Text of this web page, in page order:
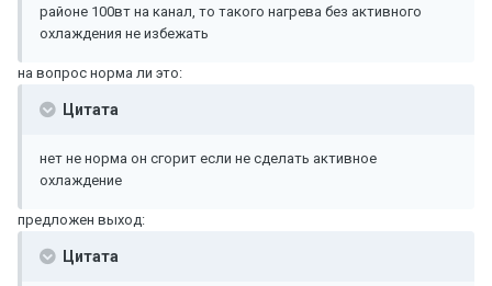
районе 100вт на канал, то такого нагрева без активного
охлаждения не избежать
на вопрос норма ли это:
Цитата
нет не норма он сгорит если не сделать активное
охлаждение
предложен выход:
Цитата